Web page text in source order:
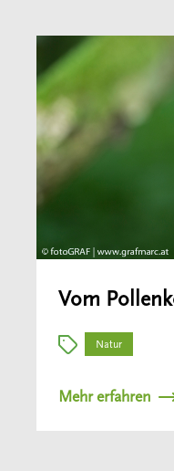
Vom
Natur
Mehr erfahren